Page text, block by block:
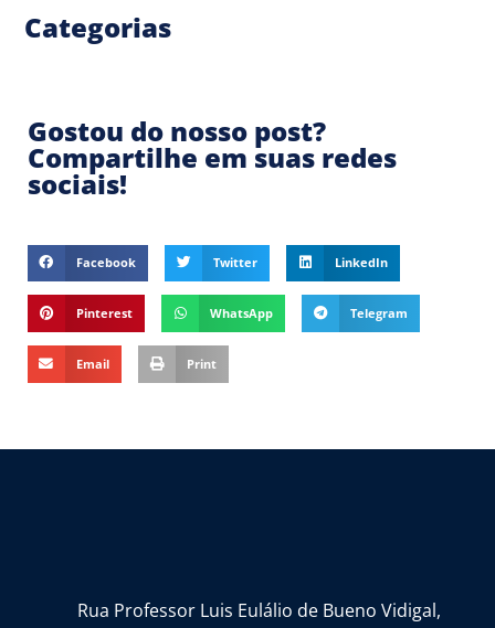
Categorias
Gostou do nosso post?
Compartilhe em suas redes
sociais!
Facebook Twitter LinkedIn
Pinterest WhatsApp Telegram
Email Print
Rua Professor Luis Eulálio de Bueno Vidigal,